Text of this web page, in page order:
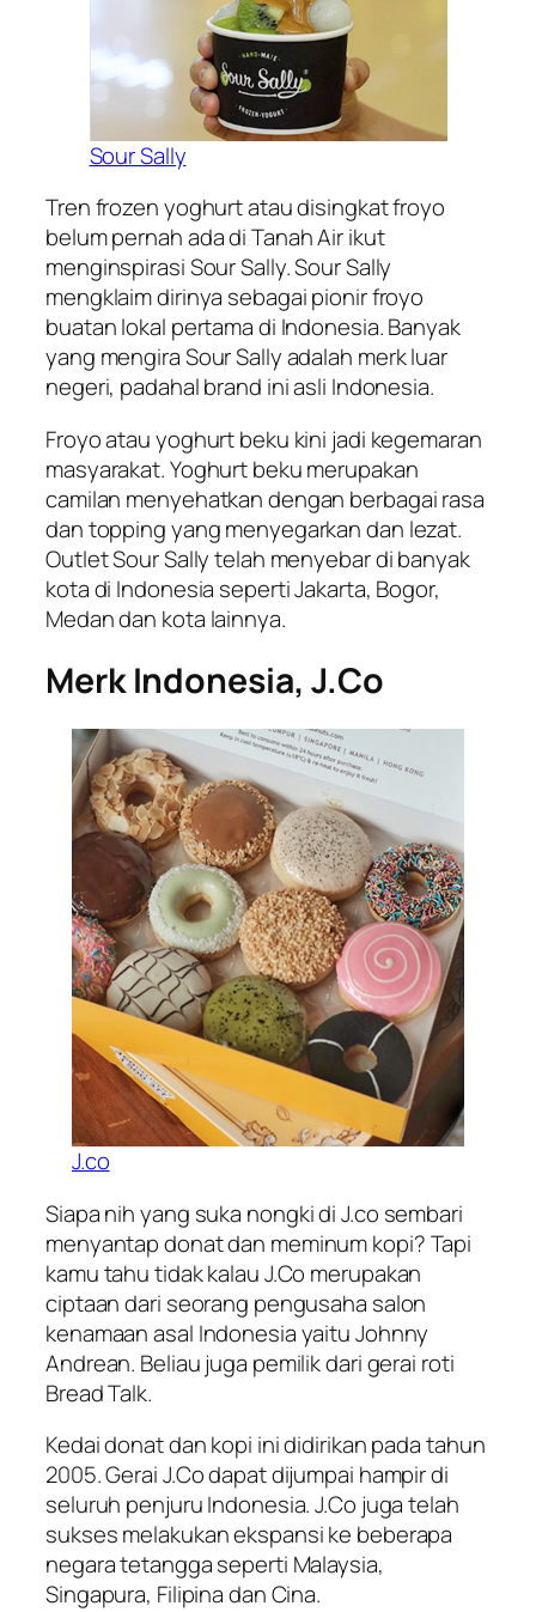
Sour Sally
Tren frozen yoghurt atau disingkat froyo
belum pernah ada di Tanah Air ikut
menginspirasi Sour Sally. Sour Sally
mengklaim dirinya sebagai pionir froyo
buatan lokal pertama di Indonesia. Banyak
yang mengira Sour Sally adalah merk luar
negeri, padahal brand ini asli Indonesia.
Froyo atau yoghurt beku kini jadi kegemaran
masyarakat. Yoghurt beku merupakan
camilan menyehatkan dengan berbagai rasa
dan topping yang menyegarkan dan lezat.
Outlet Sour Sally telah menyebar di banyak
kota di Indonesia seperti Jakarta, Bogor,
Medan dan kota lainnya.
Merk Indonesia, J.Co
J.co
Siapa nih yang suka nongkidi J.co sembari
menyantap donat dan meminum kopi? Tapi
kamu tahu tidak kalau J.Co merupakan
ciptaan dari seorang pengusaha salon
kenamaan asal Indonesia yaitu Johnny
Andrean. Beliau juga pemilik dari gerai roti
Bread Talk.
Kedai donat dan kopi ini didirikan pada tahun
2005. Gerai J.Co dapat dijumpai hampir di
seluruh penjuru Indonesia. J.Co juga telah
sukses melakukan ekspansi ke beberapa
negara tetangga seperti Malaysia,
Singapura, Filipina dan Cina.